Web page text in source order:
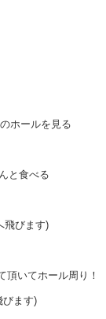
ホールを見る
と食べる
飛びます)
頂いてホール周り！
びます)